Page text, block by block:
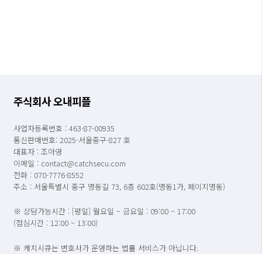
주식회사 오내피플
사업자등록번호 : 463-87-00935
통신판매번호: 2025-서울중구-827 호
대표자 : 조아영
이메일 : contact@catchsecu.com
전화 : 070-7776-8552
주소 : 서울특별시 중구 명동길 73, 6층 602호(명동1가, 페이지명동)
※ 상담가능시간 : [평일] 월요일 ~ 금요일 : 09:00 ~ 17:00
(점심시간 : 12:00 ~ 13:00)
※ 캐치시큐는 변호사가 운영하는 법률 서비스가 아닙니다.